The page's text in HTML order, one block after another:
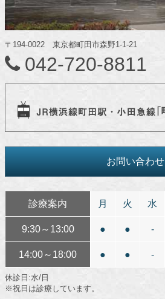
〒194-0022 東京都町田市森野1-1-21
042-720-8811
お問い合わせ
診療案内 月 火 水
9:30～13:00 ● ● -
14:00～18:00 ● ● -
休診日:水/日
※祝日は診療しています。